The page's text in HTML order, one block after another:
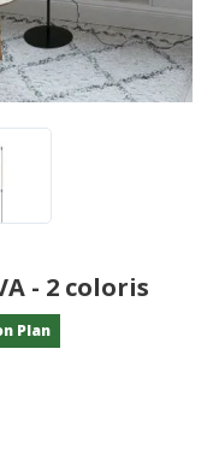
- 2 coloris
Plan